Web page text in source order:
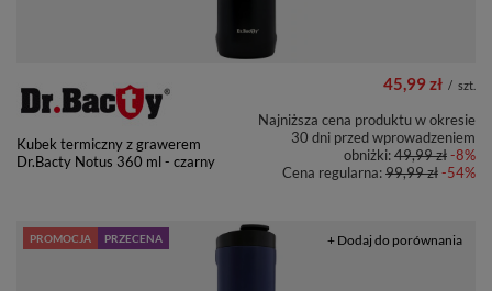
Kubek termiczny z grawerem
Dr.Bacty Notus 360 ml - czarny
45,99 zł / szt.
Najniższa cena produktu w okresie
30 dni przed wprowadzeniem
obniżki:49,99 zł-8%
Cena regularna:99,99 zł-54%
PROMOCJA PRZECENA + Dodaj do porównania